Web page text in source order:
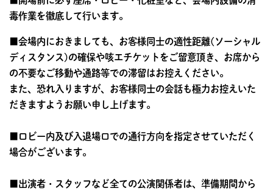
毒作業を徹底して行います。
■会場内におきましても、お客様同士の適性距離(ソーシャル
ディスタンス)の確保や咳エチケットをご留意頂き、お席から
の不要なご移動や通路等での滞留はお控えください。
また、恐れ入りますが、お客様同士の会話も極力お控えいた
だきますようお願い申し上げます。
■ロビー内及び入退場口での通行方向を指定させていただく
場合がございます。
■出演者・スタッフなど全ての公演関係者は、準備期間から